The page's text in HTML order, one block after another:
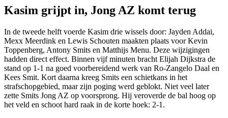
Kasim grijpt in, Jong AZ komt terug
In de tweede helft voerde Kasim drie wissels door: Jayden Addai,
Mexx Meerdink en Lewis Schouten maakten plaats voor Kevin
Toppenberg, Antony Smits en Matthijs Menu. Deze wijzigingen
hadden direct effect. Binnen vijf minuten bracht Elijah Dijkstra de
stand op 1-1 na goed voorbereidend werk van Ro-Zangelo Daal en
Kees Smit. Kort daarna kreeg Smits een schietkans in het
strafschopgebied, maar zijn poging werd geblokt. Niet veel later
zette Smits Jong AZ op voorsprong. Hij veroverde de bal hoog op
het veld en schoot hard raak in de korte hoek: 2-1.​